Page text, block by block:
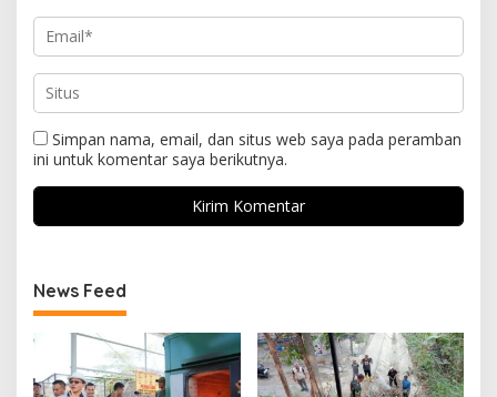
Simpan nama, email, dan situs web saya pada peramban
ini untuk komentar saya berikutnya.
News Feed